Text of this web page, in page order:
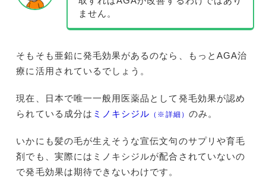
ません。
そもそも亜鉛に発毛効果があるのなら、もっとAGA治
療に活用されているでしょう。
現在、日本で唯一一般用医薬品として発毛効果が認め
られている成分は ミノキシジル （※詳細） のみ。
いかにも髪の毛が生えそうな宣伝文句のサプリや育毛
剤でも、実際にはミノキシジルが配合されていないの
で発毛効果は期待できないわけです。